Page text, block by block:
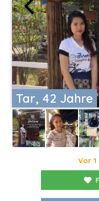
Tar, 42 Jahre
Vor